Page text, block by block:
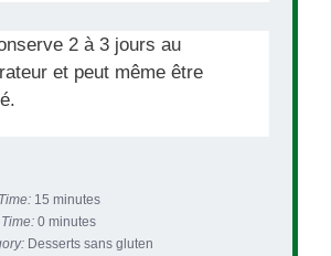
2 à 3 jours au
et peut même être
15 minutes
0 minutes
Desserts sans gluten